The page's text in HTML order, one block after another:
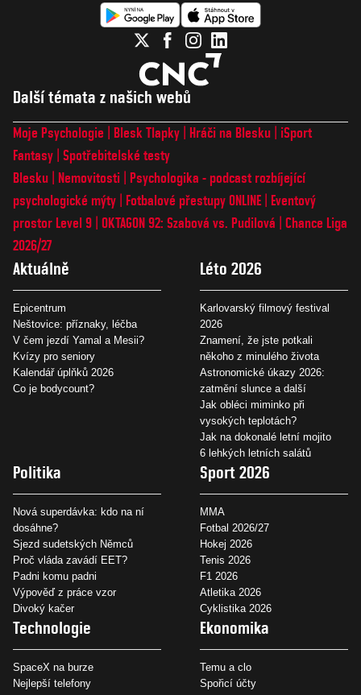
Další témata z našich webů
Moje Psychologie Blesk Tlapky Hráči na Blesku
iSport
Fantasy Spotřebitelské testy
Blesku
Nemovitosti
Psychologika - podcast rozbíjející
psychologické mýty
Fotbalové přestupy ONLINE
Eventový
prostor Level 9 OKTAGON 92: Szabová vs. Pudilová
Chance Liga
2026/27
Aktuálně
Epicentrum
Neštovice: příznaky, léčba
V čem jezdí Yamal a Mesii?
Kvízy pro seniory
Kalendář úplňků 2026
Co je bodycount?
Léto 2026
Karlovarský filmový festival
2026
Znamení, že jste potkali
někoho z minulého života
Astronomické úkazy 2026:
zatmění slunce a další
Jak obléci miminko při
vysokých teplotách?
Jak na dokonalé letní mojito
6 lehkých letních salátů
Politika
Nová superdávka: kdo na ní
dosáhne?
Sjezd sudetských Němců
Proč vláda zavádí EET?
Padni komu padni
Výpověď z práce vzor
Divoký kačer
Sport 2026
MMA
Fotbal 2026/27
Hokej 2026
Tenis 2026
F1 2026
Atletika 2026
Cyklistika 2026
Technologie
SpaceX na burze
Nejlepší telefony
Ekonomika
Temu a clo
Spořicí účty